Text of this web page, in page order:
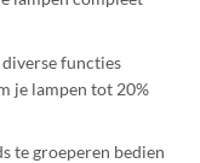
functies
je lampen tot 20%
te groeperen bedien